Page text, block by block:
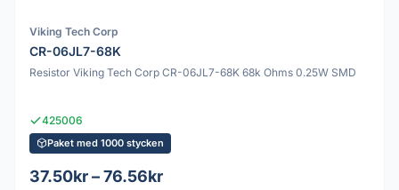
Viking Tech Corp
CR-06JL7-68K
Resistor Viking Tech Corp CR-06JL7-68K 68k Ohms 0.25W SMD
425006
Paket med 1000 stycken
37.50kr – 76.56kr